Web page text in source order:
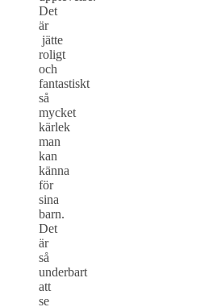
Det
är
jätte
roligt
och
fantastiskt
så
mycket
kärlek
man
kan
känna
för
sina
barn.
Det
är
så
underbart
att
se